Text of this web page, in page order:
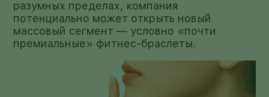
разумных пределах, компания
потенциально может открыть новый
массовый сегмент — условно «почти
премиальные» фитнес-браслеты.